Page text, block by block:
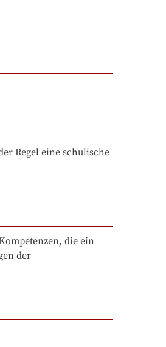
Regel eine schulische
die ein
der